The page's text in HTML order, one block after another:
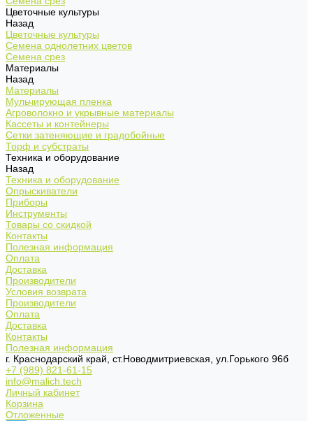
Цветочные культуры
Назад
Цветочные культуры
Семена однолетних цветов
Семена срез
Материалы
Назад
Материалы
Мульчирующая пленка
Агроволокно и укрывные материалы
Кассеты и контейнеры
Сетки затеняющие и градобойные
Торф и субстраты
Техника и оборудование
Назад
Техника и оборудование
Опрыскиватели
Приборы
Инструменты
Товары со скидкой
Контакты
Полезная информация
Оплата
Доставка
Производители
Условия возврата
Производители
Оплата
Доставка
Контакты
Полезная информация
г. Краснодарский край, ст.Новодмитриевская, ул.Горького 96б
+7 (989) 821-61-15
info@malich.tech
Личный кабинет
Корзина
Отложенные